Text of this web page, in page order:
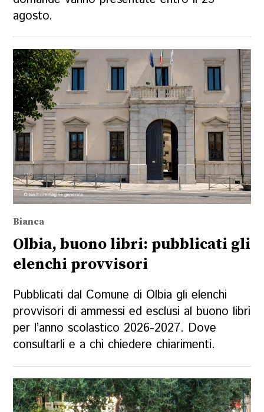
agosto.
Bianca
Olbia, buono libri: pubblicati gli
elenchi provvisori
Pubblicati dal Comune di Olbia gli elenchi
provvisori di ammessi ed esclusi al buono libri
per l’anno scolastico 2026-2027. Dove
consultarli e a chi chiedere chiarimenti.